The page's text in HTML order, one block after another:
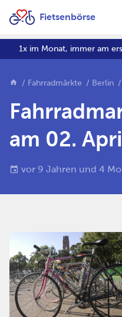
Fietsenbörse
1x im Monat, immer am
Fahrradmärkte Berlin
am 02.
vor 9 Jahren und 4